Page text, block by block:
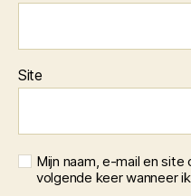
Site
Mijn naam, e-mail en
volgende keer wanneer